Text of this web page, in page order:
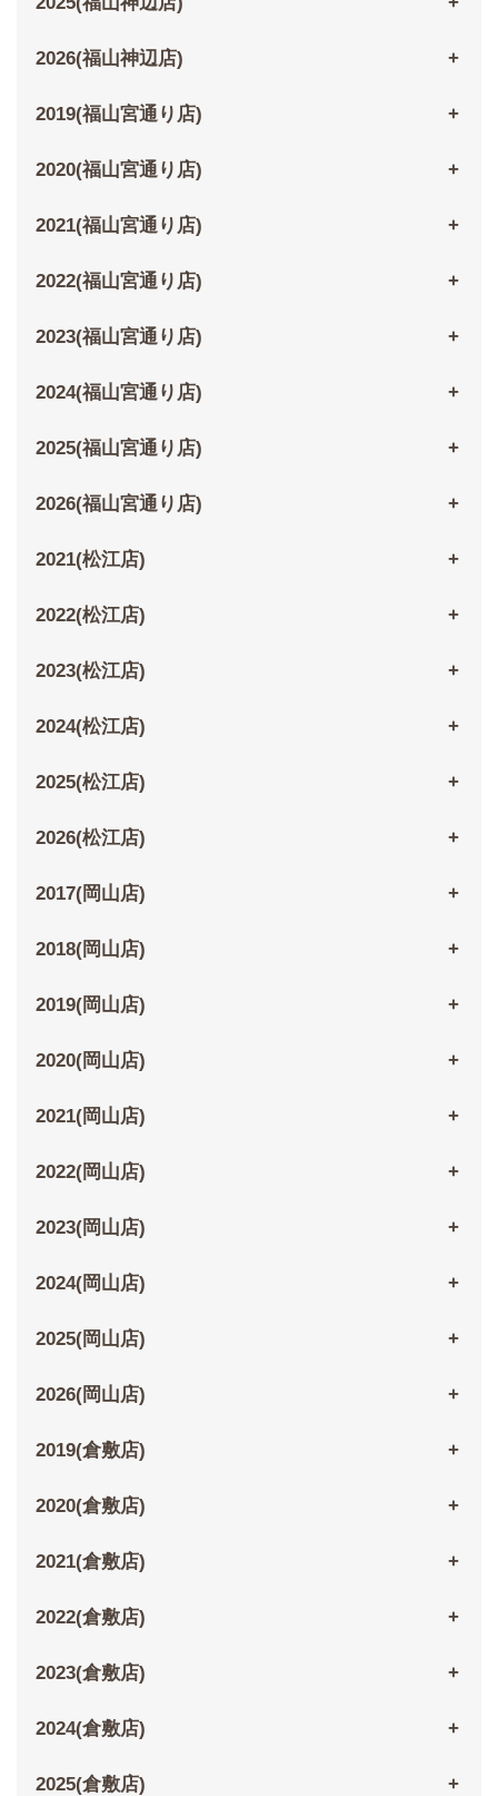
2026(福山神辺店)
2019(福山宮通り店)
2020(福山宮通り店)
2021(福山宮通り店)
2022(福山宮通り店)
2023(福山宮通り店)
2024(福山宮通り店)
2025(福山宮通り店)
2026(福山宮通り店)
2021(松江店)
2022(松江店)
2023(松江店)
2024(松江店)
2025(松江店)
2026(松江店)
2017(岡山店)
2018(岡山店)
2019(岡山店)
2020(岡山店)
2021(岡山店)
2022(岡山店)
2023(岡山店)
2024(岡山店)
2025(岡山店)
2026(岡山店)
2019(倉敷店)
2020(倉敷店)
2021(倉敷店)
2022(倉敷店)
2023(倉敷店)
2024(倉敷店)
2025(倉敷店)